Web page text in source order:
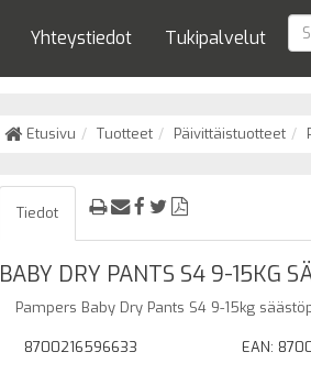
Yhteystiedot Tukipalvelut
Etusivu Tuotteet Päivittäistuotteet
Tiedot
BABY DRY PANTS S4 9-15KG
Pampers Baby Dry Pants S4 9-15kg
8700216596633
EAN: